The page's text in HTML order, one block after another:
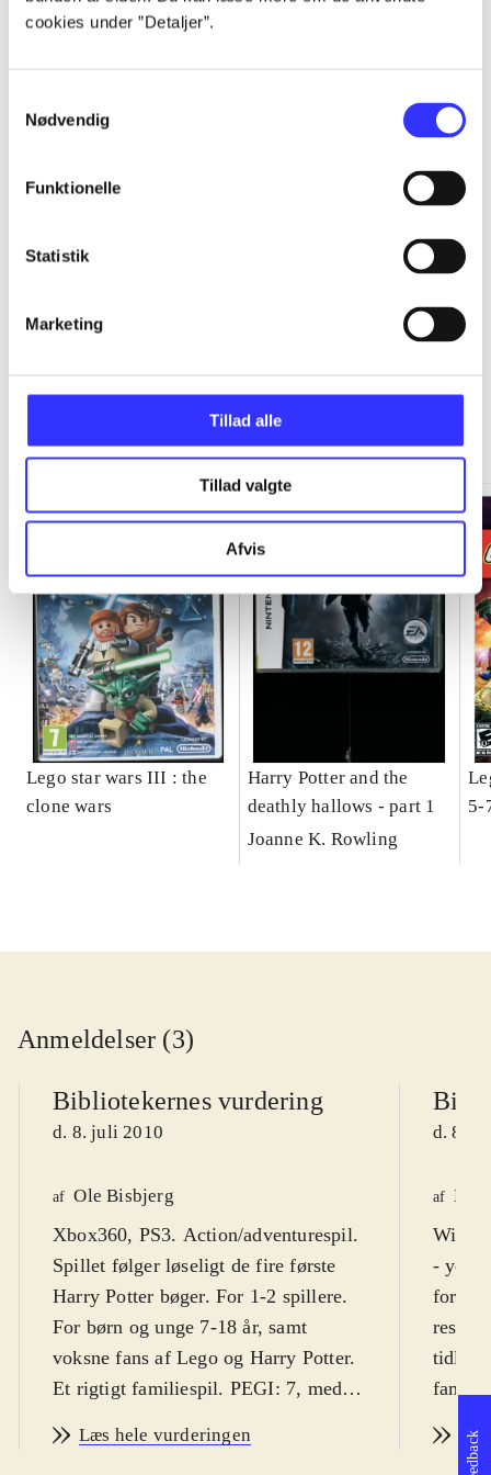
cookies under ”Detaljer”.
Nødvendig
Funktionelle
Statistik
Marketing
Tillad alle
Tillad valgte
Afvis
...
...
...
Lego star wars III : the
clone wars
Harry Potter and the
deathly hallows - part 1
Joanne K. Rowling
5-
Anmeldelser (3)
Bibliotekernes vurdering
d. 8. juli 2010
af Ole Bisbjerg
Xbox360, PS3. Action/adventurespil.
Spillet følger løseligt de fire første
Harry Potter bøger. For 1-2 spillere.
For børn og unge 7-18 år, samt
voksne fans af Lego og Harry Potter.
Et rigtigt familiespil. PEGI: 7, med
de mindste og for vold. Volden har
Læs hele vurderingen
d. 8.
af
Wii,
-
dansk
Feedback